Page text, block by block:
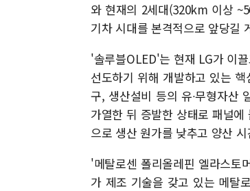
와 현재의 2세대(320km 이상
기차 시대를 본격적으로 앞당길
'솔루블OLED'는 현재 LG가 이
선도하기 위해 개발하고 있는
구, 생산설비 등의 유∙무형자산
가열한 뒤 증발한 상태로 패널
으로 생산 원가를 낮추고 양산
'메탈로센 폴리올레핀 엘라스
가 제조 기술을 갖고 있는 메탈